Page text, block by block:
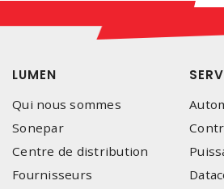
LUMEN
Qui nous sommes
Sonepar
Centre de distribution
Fournisseurs